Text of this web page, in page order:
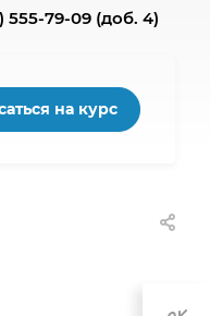
555-79-09 (доб. 4)
на курс